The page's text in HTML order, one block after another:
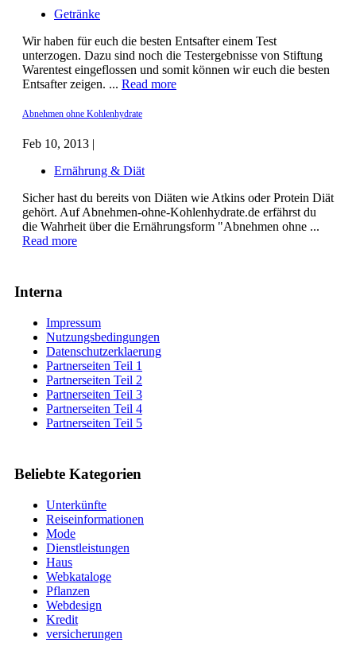
Beliebte Kategorien
Unterkünfte
Reiseinformationen
Mode
Dienstleistungen
Haus
Webkataloge
Pflanzen
Webdesign
Kredit
versicherungen
Getränke
Wir haben für euch die besten Entsafter einem Test
unterzogen. Dazu sind noch die Testergebnisse von Stiftung
Warentest eingeflossen und somit können wir euch die besten
Entsafter zeigen. ... Read more
Abnehmen ohne Kohlenhydrate
Feb 10, 2013 |
Ernährung & Diät
Sicher hast du bereits von Diäten wie Atkins oder Protein Diät
gehört. Auf Abnehmen-ohne-Kohlenhydrate.de erfährst du
die Wahrheit über die Ernährungsform "Abnehmen ohne ...
Read more
Interna
Impressum
Nutzungsbedingungen
Datenschutzerklaerung
Partnerseiten Teil 1
Partnerseiten Teil 2
Partnerseiten Teil 3
Partnerseiten Teil 4
Partnerseiten Teil 5